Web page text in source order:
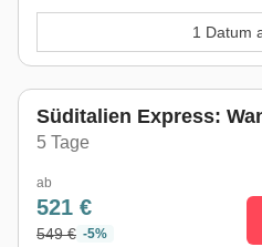
1 Datum
Süditalien Express:
5 Tage
ab
521 €
549 € -5%